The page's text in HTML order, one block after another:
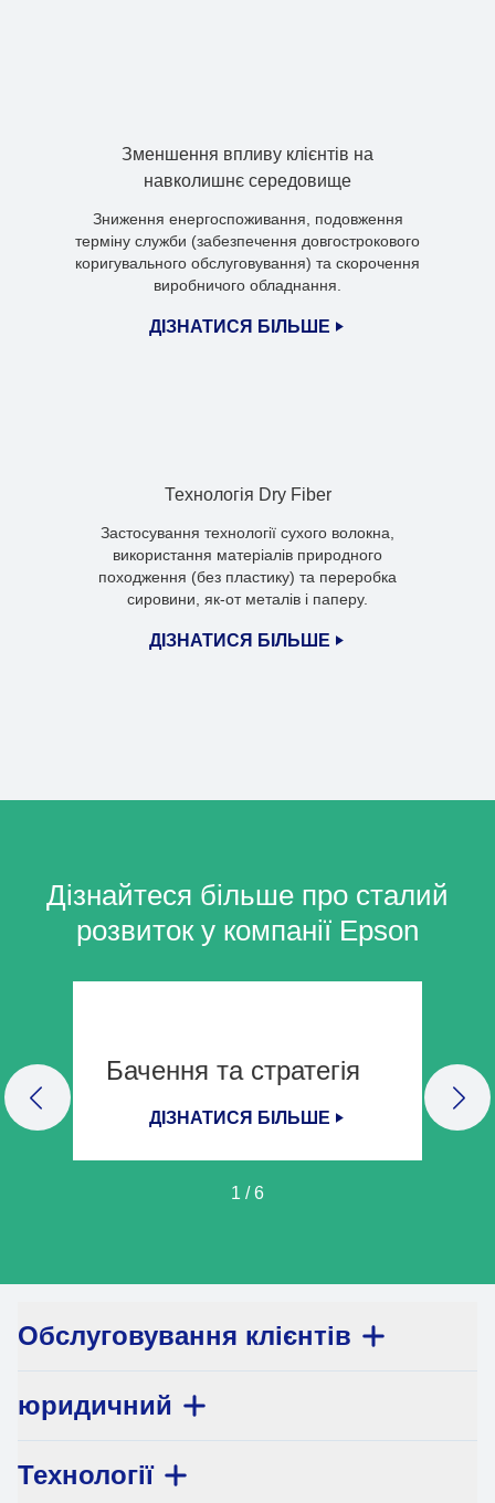
Зменшення впливу клієнтів на
навколишнє середовище
Зниження енергоспоживання, подовження
терміну служби (забезпечення довгострокового
коригувального обслуговування) та скорочення
виробничого обладнання.
ДІЗНАТИСЯ БІЛЬШЕ
Технологія Dry Fiber
Застосування технології сухого волокна,
використання матеріалів природного
походження (без пластику) та переробка
сировини, як-от металів і паперу.
ДІЗНАТИСЯ БІЛЬШЕ
Дізнайтеся більше про сталий
розвиток у компанії Epson
Бачення та стратегія
ДІЗНАТИСЯ БІЛЬШЕ
PREVIOUS SLIDE
1 /6
Обслуговування клієнтів
юридичний
Технології